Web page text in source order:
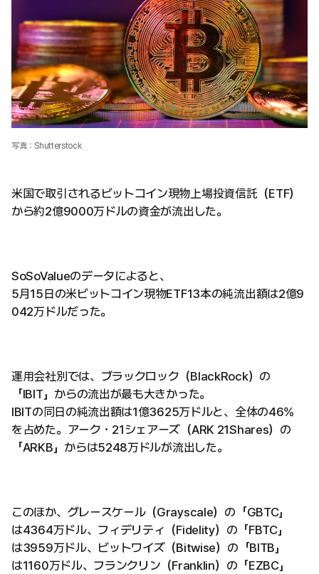
写真：Shutterstock
米国で取引されるビットコイン現物上場投資信託（ETF）
から約2億9000万ドルの資金が流出した。
SoSoValueのデータによると、
5月15日の米ビットコイン現物ETF13本の純流出額は2億9
042万ドルだった。
運用会社別では、ブラックロック（BlackRock）の
「IBIT」からの流出が最も大きかった。
IBITの同日の純流出額は1億3625万ドルと、全体の46%
を占めた。アーク・21シェアーズ（ARK 21Shares）の
「ARKB」からは5248万ドルが流出した。
このほか、グレースケール（Grayscale）の「GBTC」
は4364万ドル、フィデリティ（Fidelity）の「FBTC」
は3959万ドル、ビットワイズ（Bitwise）の「BITB」
は1160万ドル、フランクリン（Franklin）の「EZBC」